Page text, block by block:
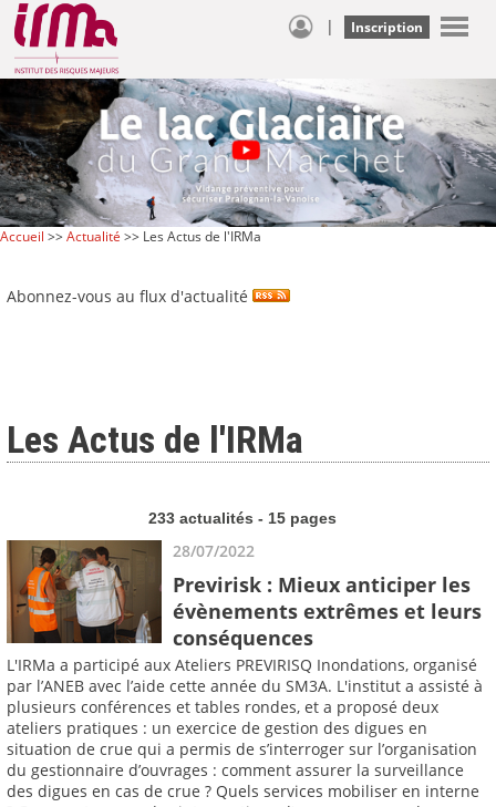
| Inscription
Accueil >>Actualité >> Les Actus de l'IRMa
Abonnez-vous au flux d'actualité
Les Actus de l'IRMa
233 actualités - 15 pages
28/07/2022
Previrisk : Mieux anticiper les
évènements extrêmes et leurs
conséquences
L'IRMa a participé aux Ateliers PREVIRISQ Inondations, organisé
par l’ANEB avec l’aide cette année du SM3A. L'institut a assisté à
plusieurs conférences et tables rondes, et a proposé deux
ateliers pratiques : un exercice de gestion des digues en
situation de crue qui a permis de s’interroger sur l’organisation
du gestionnaire d’ouvrages : comment assurer la surveillance
des digues en cas de crue ? Quels services mobiliser en interne